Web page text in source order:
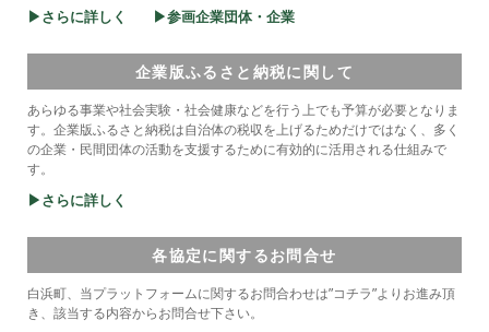
▶さらに詳しく
▶参画企業団体・企業
企業版ふるさと納税に関して
あらゆる事業や社会実験・社会健康などを行う上でも予算が必要となりま
す。企業版ふるさと納税は自治体の税収を上げるためだけではなく、多く
の企業・民間団体の活動を支援するために有効的に活用される仕組みで
す。
▶さらに詳しく
各協定に関するお問合せ
白浜町、当プラットフォームに関するお問合わせは”コチラ”よりお進み頂
き、該当する内容からお問合せ下さい。